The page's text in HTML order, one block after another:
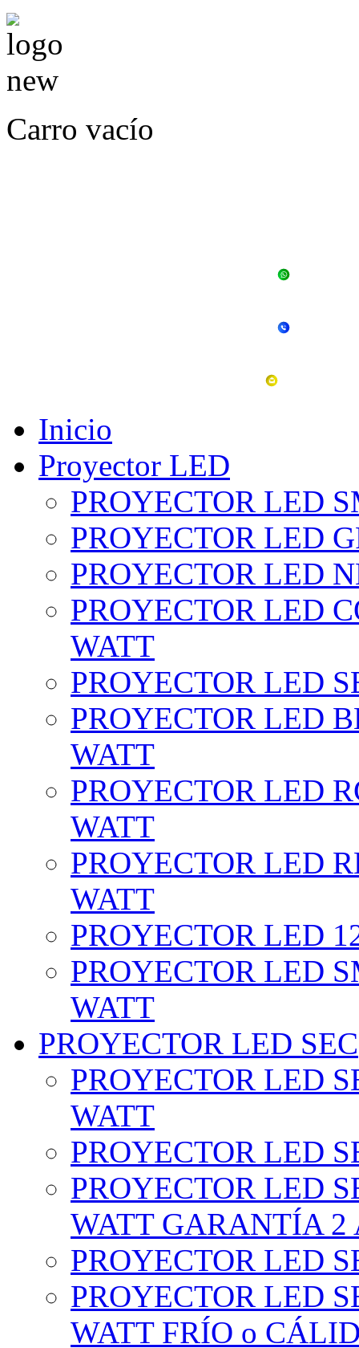
Carro vacío
Inicio
Proyector LED
PROYECTOR LED
PROYECTOR LED
PROYECTOR LED
PROYECTOR LED
WATT
PROYECTOR LED
PROYECTOR LED
WATT
PROYECTOR LED
WATT
PROYECTOR LED
WATT
PROYECTOR LED
PROYECTOR LED
WATT
PROYECTOR LED SEC
PROYECTOR LED
WATT
PROYECTOR LED
PROYECTOR LED
WATT GARANTÍA 2
PROYECTOR LED
PROYECTOR LED
WATT FRÍO o